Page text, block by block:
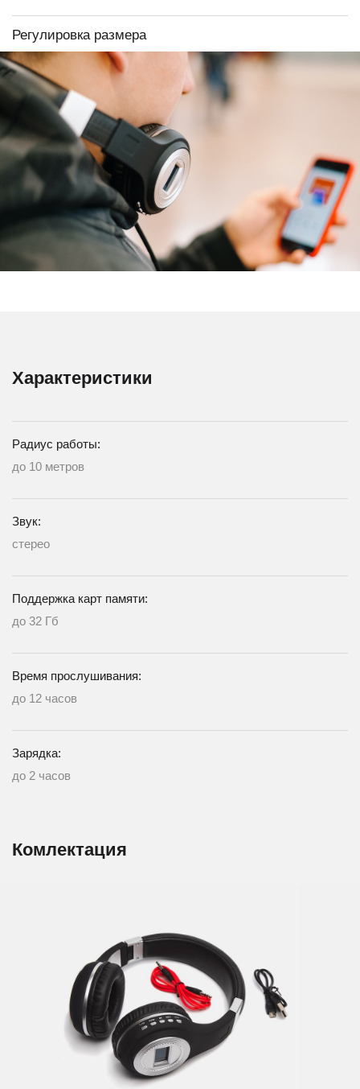
Регулировка размера
Характеристики
Радиус работы:
до 10 метров
Звук:
стерео
Поддержка карт памяти:
до 32 Гб
Время прослушивания:
до 12 часов
Зарядка:
до 2 часов
Комлектация